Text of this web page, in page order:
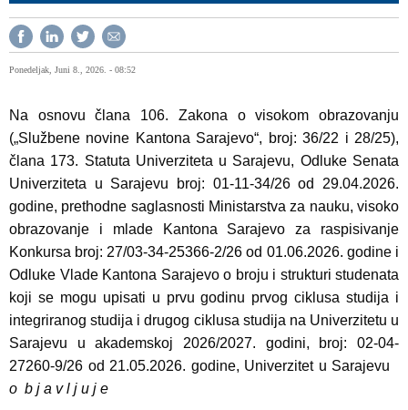
Ponedeljak, Juni 8., 2026. - 08:52
Na osnovu člana 106. Zakona o visokom obrazovanju
(„Službene novine Kantona Sarajevo“, broj: 36/22 i 28/25),
člana 173. Statuta Univerziteta u Sarajevu, Odluke Senata
Univerziteta u Sarajevu broj: 01-11-34/26 od 29.04.2026.
godine, prethodne saglasnosti Ministarstva za nauku, visoko
obrazovanje i mlade Kantona Sarajevo za raspisivanje
Konkursa broj: 27/03-34-25366-2/26 od 01.06.2026. godine i
Odluke Vlade Kantona Sarajevo o broju i strukturi studenata
koji se mogu upisati u prvu godinu prvog ciklusa studija i
integriranog studija i drugog ciklusa studija na Univerzitetu u
Sarajevu u akademskoj 2026/2027. godini, broj: 02-04-
27260-9/26 od 21.05.2026. godine, Univerzitet u Sarajevu
o b j a v l j u j e